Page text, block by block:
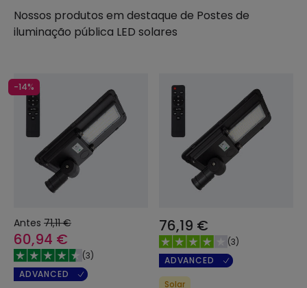
Nossos produtos em destaque de Postes de
iluminação pública LED solares
-14%
Antes 71,11 €
60,94 €
(3)
ADVANCED
76,19 €
(3)
ADVANCED
Solar